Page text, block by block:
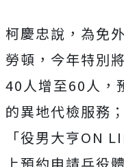
柯慶忠說，為免
勞頓，今年特別
40人增至60人，
的異地代檢服務
「役男大亨ON